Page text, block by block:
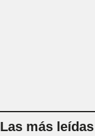
Las más leídas